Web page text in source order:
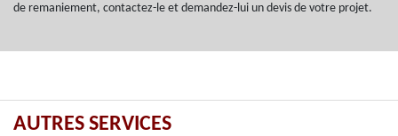
de remaniement, contactez-le et demandez-lui un devis de votre projet.
AUTRES SERVICES